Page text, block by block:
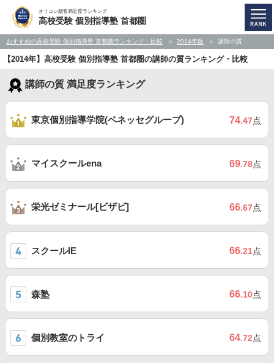
オリコン顧客満足度ランキング
高校受験 個別指導塾 首都圏
おすすめの高校受験 個別指導塾 首都圏ランキング・比較 2014年版 講師の質
【2014年】高校受験 個別指導塾 首都圏の講師の質ランキング・比較
講師の質 満足度ランキング
東京個別指導学院(ベネッセグループ) 74.47点
マイスクールena 69.78点
栄光ゼミナール[ビザビ] 66.67点
スクールIE 66.21点
森塾 66.10点
個別教室のトライ 64.72点